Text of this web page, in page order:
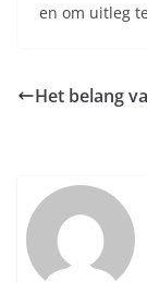
en om uitleg
Het belang